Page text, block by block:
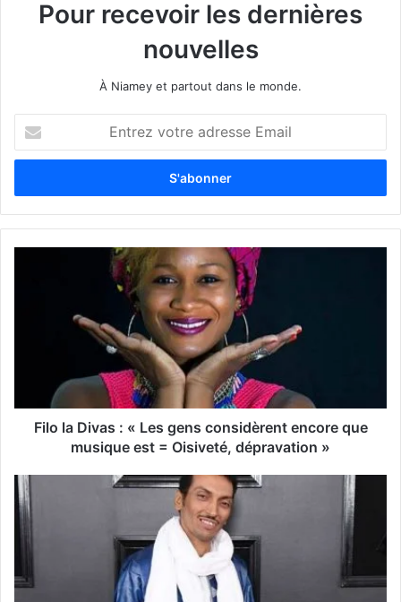
Pour recevoir les dernières
nouvelles
À Niamey et partout dans le monde.
t
e
z
m
a
Filo la Divas : « Les gens considèrent encore que
musique est = Oisiveté, dépravation »